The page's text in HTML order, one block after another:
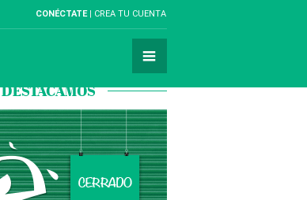
CONÉCTATE CREA TU CUENTA
DESTACAMOS